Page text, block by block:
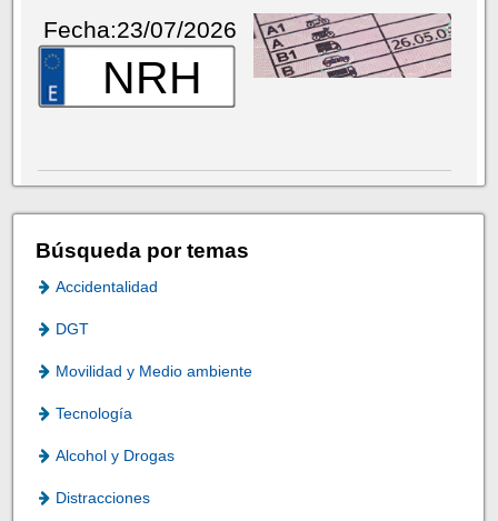
Fecha:23/07/2026
NRH
Búsqueda por temas
Accidentalidad
DGT
Movilidad y Medio ambiente
Tecnología
Alcohol y Drogas
Distracciones